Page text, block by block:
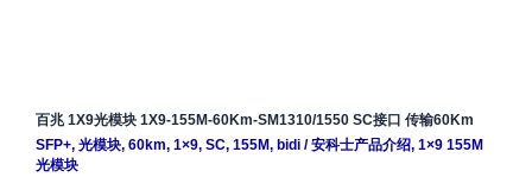
百兆 1X9光模块 1X9-155M-60Km-SM1310/1550 SC接口 传输60Km
SFP+, 光模块, 60km, 1×9, SC, 155M, bidi/安科士产品介绍, 1×9 155M
光模块